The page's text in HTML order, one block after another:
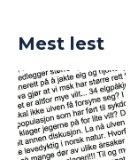
Mest lest